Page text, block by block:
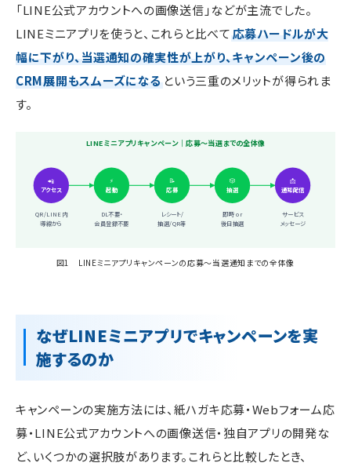
「LINE公式アカウントへの画像送信」などが主流でした。
LINEミニアプリを使うと、これらと比べて応募ハードルが大
幅に下がり、当選通知の確実性が上がり、キャンペーン後の
CRM展開もスムーズになる という三重のメリットが得られま
す。
LINEミニアプリキャンペーン｜応募〜当選までの全体像
📲
アクセス
QR/LINE内
導線から
⚡
起動
DL不要・
会員登録不要
📝
応募
レシート/
抽選/QR等
🎲
抽選
即時 or
後日抽選
📩
通知配信
サービス
メッセージ
図1 LINEミニアプリキャンペーンの応募〜当選通知までの全体像
なぜLINEミニアプリでキャンペーンを実
施するのか
キャンペーンの実施方法には、紙ハガキ応募・Webフォーム応
募・LINE公式アカウントへの画像送信・独自アプリの開発な
ど、いくつかの選択肢があります。これらと比較したとき、